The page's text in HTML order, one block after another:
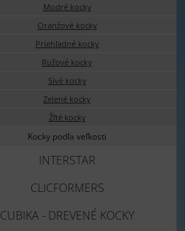
Modré kocky
Oranžové kocky
Priehľadné kocky
Ružové kocky
Sivé kocky
Zelené kocky
Žľté kocky
Kocky podľa veľkosti
INTERSTAR
CLICFORMERS
CUBIKA - DREVENÉ KOCKY